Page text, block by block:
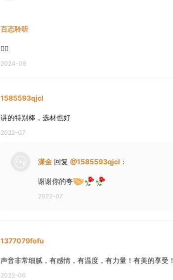
百态聆听
👍🏻
2024-09
1585593qjcl
讲的特别棒，选材也好
2022-07
潇金 回复 @1585593qjcl ：
谢谢你的夸
2022-07
1377079fofu
声音非常细腻，有感情，有温度，有力量！有美的享受！
2022-06